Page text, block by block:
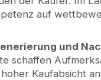
auf
und
schaffen
Kaufabsicht